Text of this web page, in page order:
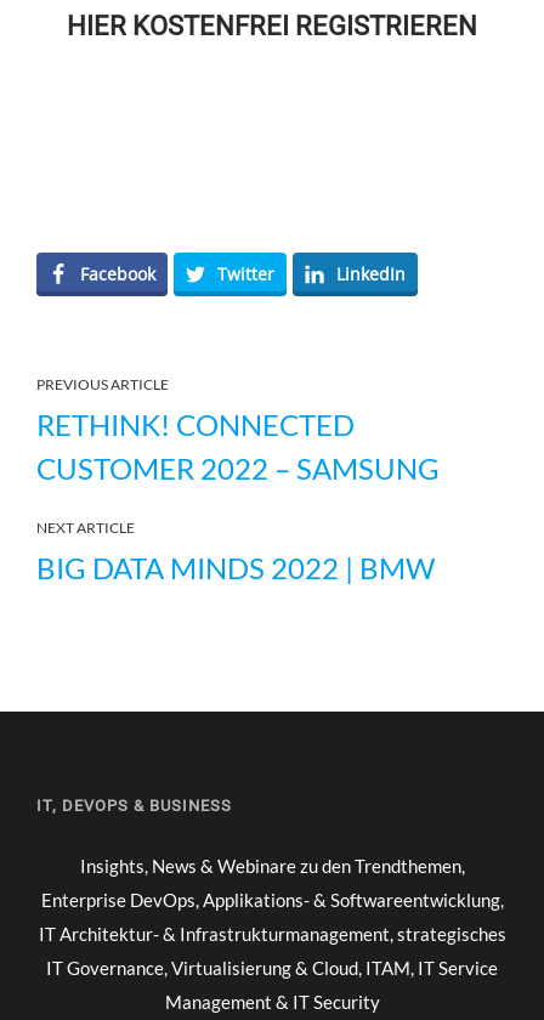
HIER KOSTENFREI REGISTRIEREN
Facebook Twitter LinkedIn
PREVIOUS ARTICLE
RETHINK! CONNECTED
CUSTOMER 2022 – SAMSUNG
NEXT ARTICLE
BIG DATA MINDS 2022 | BMW
IT, DEVOPS & BUSINESS
Insights, News & Webinare zu den Trendthemen,
Enterprise DevOps, Applikations- & Softwareentwicklung,
IT Architektur- & Infrastrukturmanagement, strategisches
IT Governance, Virtualisierung & Cloud, ITAM, IT Service
Management & IT Security